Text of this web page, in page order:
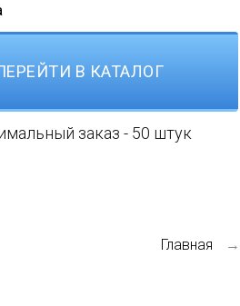
В КАТАЛОГ
заказ - 50 штук
Главная →